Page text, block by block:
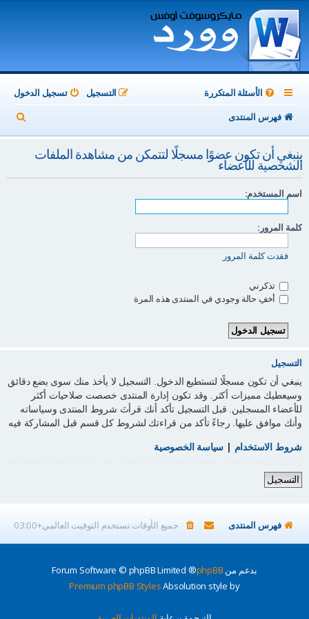
الأسئلة المتكررة تسجيل الدخول
التسجيل
فهرس المنتدى
ح
ينبغي أن تكون عضوًا مسجلًا لتتمكن من مشاهدة الملفات
الشخصية للأعضاء
اسم المستخدم:
كلمة المرور:
فقدت كلمة المرور
تذكرني
أخفِ حالة وجودي في المنتدى هذه المرة
التسجيل
ينبغي أن تكون مسجلًا لتستطيع الدخول. التسجيل لا يأخذ منك سوى بضع دقائق
وسيعطيك مميزات أكثر. وقد تكون إدارة المنتدى خصصت صلاحيات أكثر
للأعضاء المسجلين. قبل التسجيل تأكد أنك قرأتَ شروط المنتدى وسياساته
وأنك موافق عليها. رجاءً تأكد من قراءتك لشروط كل قسم قبل المشاركة فيه
شروط الاستخدام | سياسة الخصوصية
التسجيل
فهرس المنتدى جميع الأوقات تستخدم التوقيت العالمي+03:00
بدعم من phpBB
® Forum Software © phpBB Limited
Absolution style by
Premium phpBB Styles